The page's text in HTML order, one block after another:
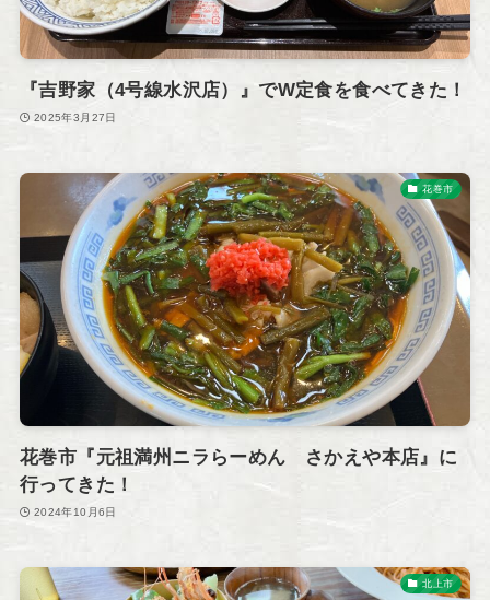
『吉野家（4号線水沢店）』でW定食を食べてきた！
2025年3月27日
花巻市
花巻市『元祖満州ニラらーめん さかえや本店』に
行ってきた！
2024年10月6日
北上市